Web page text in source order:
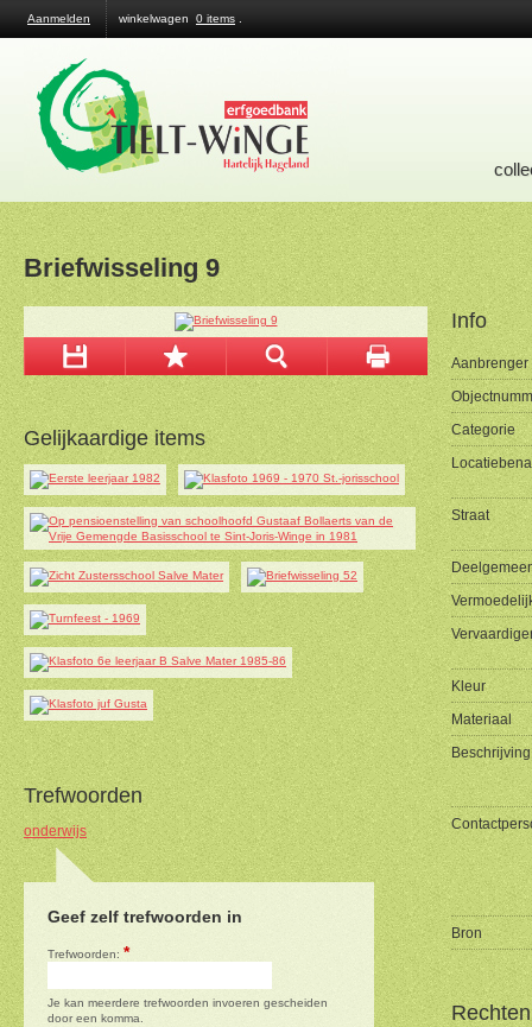
Aanmelden winkelwagen 0 items
Briefwisseling 9
Gelijkaardige items
Trefwoorden
onderwijs
Geef zelf trefwoorden in
Trefwoorden: *
Je kan meerdere trefwoorden invoeren gescheiden
door een komma.
Info
Aanbrenger
Categorie
Straat
Kleur
Materiaal
Beschrijving
Bron
Rechten